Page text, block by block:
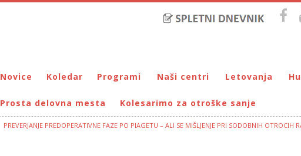
Novice Koledar Programi
Bralna značka
Eko programi
Cunjami – izmenjevalnica oblačil
Galerija male Velike umetnosti
Naši centri
DUM Maribor
VIRC Poreč
DMZ na Pohorju
Letovanja
Letovanje – VIRC
Letovanje – DMZ
Prosta delovna mesta Kolesarimo za otroške sanje
PREVERJANJE PREDOPERATIVNE FAZE PO PIAGETU – ALI SE MIŠLJENJE PRI SODOBNIH OTROCIH